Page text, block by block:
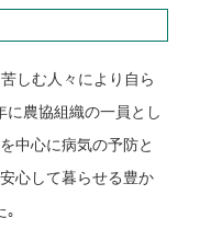
しむ人々により自ら
に農協組織の一員とし
中心に病気の予防と
心して暮らせる豊か
｡